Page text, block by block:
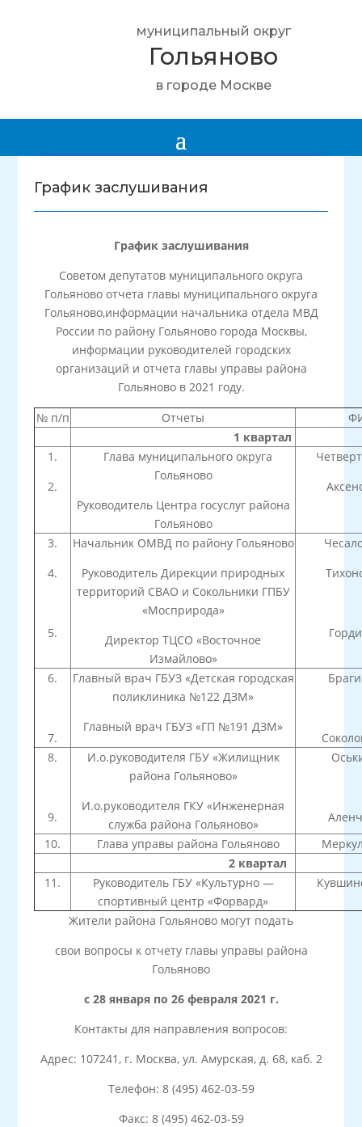
муниципальный округ
Гольяново
в городе Москве
График заслушивания
График заслушивания
Советом депутатов муниципального округа
Гольяново отчета главы муниципального округа
Гольяново,информации начальника отдела МВД
России по району Гольяново города Москвы,
информации руководителей городских
организаций и отчета главы управы района
Гольяново в 2021 году.
№ п/п
Отчеты
1 квартал
1.
2.
Глава муниципального округа
Гольяново
Руководитель Центра госуслуг района
Гольяново
3.
4.
5.
Начальник ОМВД по району Гольяново
Руководитель Дирекции природных
территорий СВАО и Сокольники ГПБУ
«Мосприрода»
Директор ТЦСО «Восточное
Измайлово»
6.
7.
Главный врач ГБУЗ «Детская городская
поликлиника №122 ДЗМ»
Главный врач ГБУЗ «ГП №191 ДЗМ»
8.
9.
И.о.руководителя ГБУ «Жилищник
района Гольяново»
И.о.руководителя ГКУ «Инженерная
служба района Гольяново»
10.
Глава управы района Гольяново
2 квартал
11.
Руководитель ГБУ «Культурно —
спортивный центр «Форвард»
Жители района Гольяново могут подать
свои вопросы к отчету главы управы района
Гольяново
с 28 января по 26 февраля 2021 г.
Контакты для направления вопросов:
Адрес: 107241, г. Москва, ул. Амурская, д. 68, каб. 2
Телефон: 8 (495) 462-03-59
Факс: 8 (495) 462-03-59